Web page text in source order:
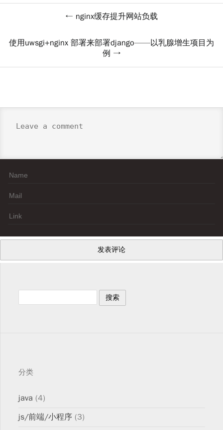
nginx缓存提升网站负载
使用uwsgi+nginx 部署来部署django——以乳腺增生项目为
例
分类
java (4)
js/前端/小程序 (3)